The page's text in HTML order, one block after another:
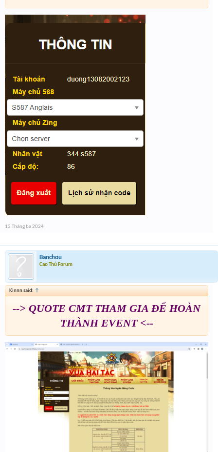
13 Tháng ba 2024
Banchou
Cao Thủ Forum
Kinnn said: ↑
--> QUOTE CMT THAM GIA ĐỂ HOÀN
THÀNH EVENT <--